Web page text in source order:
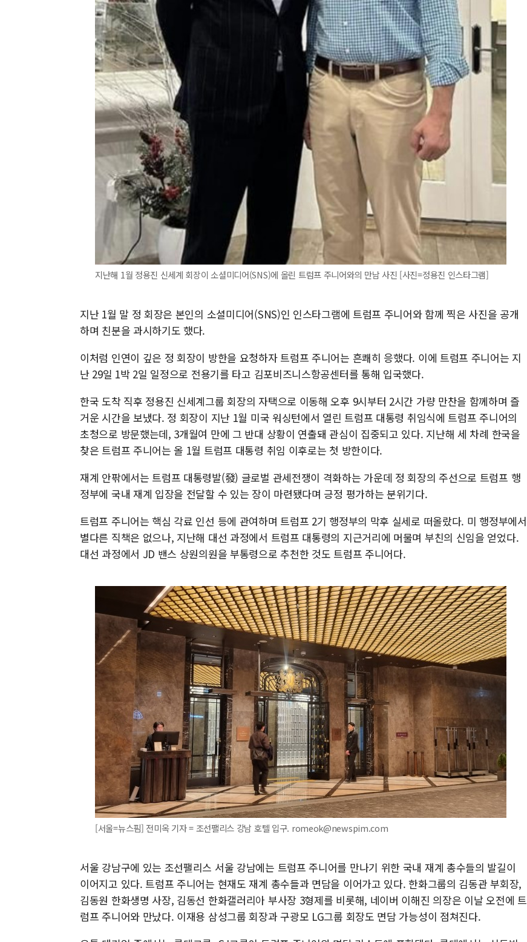
지난해 1월 정용진 신세계 회장이 소셜미디어(SNS)에 올린 트럼프 주니어와의 만남 사진 [사진=정용진 인스타그램]
지난 1월 말 정 회장은 본인의 소셜미디어(SNS)인 인스타그램에 트럼프 주니어와 함께 찍은 사진을 공개
하며 친분을 과시하기도 했다.
이처럼 인연이 깊은 정 회장이 방한을 요청하자 트럼프 주니어는 흔쾌히 응했다. 이에 트럼프 주니어는 지
난 29일 1박 2일 일정으로 전용기를 타고 김포비즈니스항공센터를 통해 입국했다.
한국 도착 직후 정용진 신세계그룹 회장의 자택으로 이동해 오후 9시부터 2시간 가량 만찬을 함께하며 즐
거운 시간을 보냈다. 정 회장이 지난 1월 미국 워싱턴에서 열린 트럼프 대통령 취임식에 트럼프 주니어의
초청으로 방문했는데, 3개월여 만에 그 반대 상황이 연출돼 관심이 집중되고 있다. 지난해 세 차례 한국을
찾은 트럼프 주니어는 올 1월 트럼프 대통령 취임 이후로는 첫 방한이다.
재계 안팎에서는 트럼프 대통령발(發) 글로벌 관세전쟁이 격화하는 가운데 정 회장의 주선으로 트럼프 행
정부에 국내 재계 입장을 전달할 수 있는 장이 마련됐다며 긍정 평가하는 분위기다.
트럼프 주니어는 핵심 각료 인선 등에 관여하며 트럼프 2기 행정부의 막후 실세로 떠올랐다. 미 행정부에서
별다른 직책은 없으나, 지난해 대선 과정에서 트럼프 대통령의 지근거리에 머물며 부친의 신임을 얻었다.
대선 과정에서 JD 밴스 상원의원을 부통령으로 추천한 것도 트럼프 주니어다.
[서울=뉴스핌] 전미옥 기자 = 조선팰리스 강남 호텔 입구. romeok@newspim.com
서울 강남구에 있는 조선팰리스 서울 강남에는 트럼프 주니어를 만나기 위한 국내 재계 총수들의 발길이
이어지고 있다. 트럼프 주니어는 현재도 재계 총수들과 면담을 이어가고 있다. 한화그룹의 김동관 부회장,
김동원 한화생명 사장, 김동선 한화갤러리아 부사장 3형제를 비롯해, 네이버 이해진 의장은 이날 오전에 트
럼프 주니어와 만났다. 이재용 삼성그룹 회장과 구광모 LG그룹 회장도 면담 가능성이 점쳐진다.